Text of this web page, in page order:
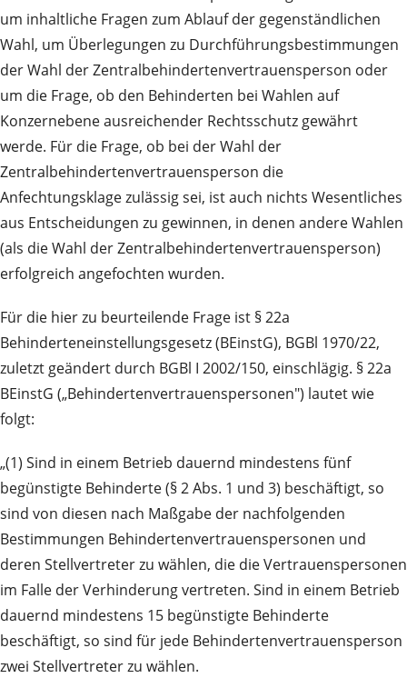
um inhaltliche Fragen zum Ablauf der gegenständlichen
Wahl, um Überlegungen zu Durchführungsbestimmungen
der Wahl der Zentralbehindertenvertrauensperson oder
um die Frage, ob den Behinderten bei Wahlen auf
Konzernebene ausreichender Rechtsschutz gewährt
werde. Für die Frage, ob bei der Wahl der
Zentralbehindertenvertrauensperson die
Anfechtungsklage zulässig sei, ist auch nichts Wesentliches
aus Entscheidungen zu gewinnen, in denen andere Wahlen
(als die Wahl der Zentralbehindertenvertrauensperson)
erfolgreich angefochten wurden.
Für die hier zu beurteilende Frage ist § 22a
Behinderteneinstellungsgesetz (BEinstG), BGBl 1970/22,
zuletzt geändert durch BGBl I 2002/150, einschlägig. § 22a
BEinstG („Behindertenvertrauenspersonen") lautet wie
folgt:
„(1) Sind in einem Betrieb dauernd mindestens fünf
begünstigte Behinderte (§ 2 Abs. 1 und 3) beschäftigt, so
sind von diesen nach Maßgabe der nachfolgenden
Bestimmungen Behindertenvertrauenspersonen und
deren Stellvertreter zu wählen, die die Vertrauenspersonen
im Falle der Verhinderung vertreten. Sind in einem Betrieb
dauernd mindestens 15 begünstigte Behinderte
beschäftigt, so sind für jede Behindertenvertrauensperson
zwei Stellvertreter zu wählen.